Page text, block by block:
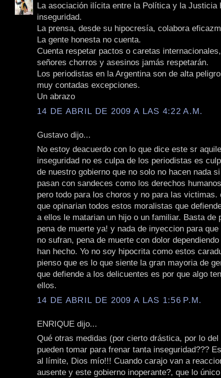
La asociación ilícita entre la Política y la Justicia
inseguridad.
La prensa, desde su hipocresía, colabora
La gente honesta no cuenta.
Cuenta respetar pactos o caretas
señores chorros y asesinos jamás respetarán.
Los periodistas en la Argentina son de alta
muy contadas excepciones.
Un abrazo
14 DE ABRIL DE 2009 A LAS 4:22 A.M.
Gustavo dijo...
No estoy deacuerdo con lo que dice este sr
inseguridad no es culpa de los periodistas es
de nuestro gobierno que no solo no hacen nada
pasan con sandeces como los derechos
pero todo para los choros y no para las victimas.
que opinarian todos estos moralistas que
a ellos le matarian un hijo o un familiar. Basta de
pena de muerte ya! y nada de inyeccion para
no sufran, pena de muerte con dolor
han hecho. Yo no soy hipocrita como estos
pienso que es lo que siente la gran mayoria de
que defiende a los delicuentes es por que algo
ellos.
14 DE ABRIL DE 2009 A LAS 1:56 P.M.
ENRIQUE dijo...
Qué otras medidas (por cierto drástica, por lo
pueden tomar para frenar tanta inseguridad???
al límite, Dios mío!!! Cuando carajo van a
ausente y este gobierno inoperante?, que lo